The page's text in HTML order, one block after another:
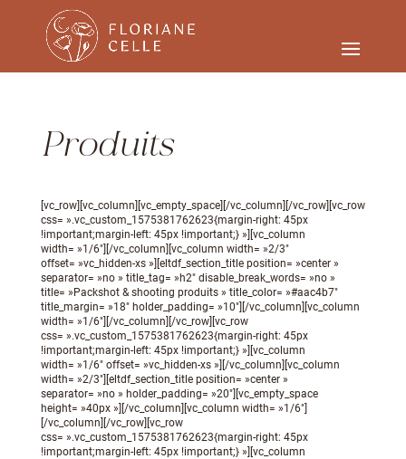
Produits
[vc_row][vc_column][vc_empty_space][/vc_column][/vc_row][vc_row
css= ».vc_custom_1575381762623{margin-right: 45px
!important;margin-left: 45px !important;} »][vc_column
width= »1/6″][/vc_column][vc_column width= »2/3″
offset= »vc_hidden-xs »][eltdf_section_title position= »center »
separator= »no » title_tag= »h2″ disable_break_words= »no »
title= »Packshot & shooting produits » title_color= »#aac4b7″
title_margin= »18″ holder_padding= »10″][/vc_column][vc_column
width= »1/6″][/vc_column][/vc_row][vc_row
css= ».vc_custom_1575381762623{margin-right: 45px
!important;margin-left: 45px !important;} »][vc_column
width= »1/6″ offset= »vc_hidden-xs »][/vc_column][vc_column
width= »2/3″][eltdf_section_title position= »center »
separator= »no » holder_padding= »20″][vc_empty_space
height= »40px »][/vc_column][vc_column width= »1/6″]
[/vc_column][/vc_row][vc_row
css= ».vc_custom_1575381762623{margin-right: 45px
!important;margin-left: 45px !important;} »][vc_column